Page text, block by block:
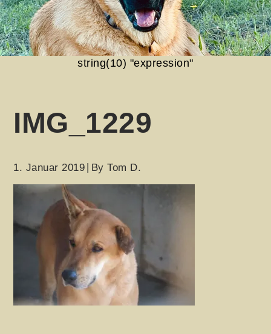
string(10) "expression"
IMG_1229
1. Januar 2019 ByTom D.